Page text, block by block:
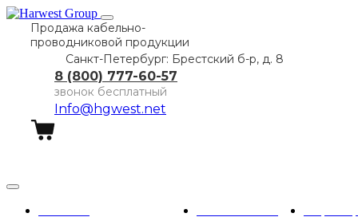
Продажа кабельно-
проводниковой продукции
Санкт-Петербург: Брестский б-р, д. 8
8 (800) 777-60-57
звонок бесплатный
Info@hgwest.net